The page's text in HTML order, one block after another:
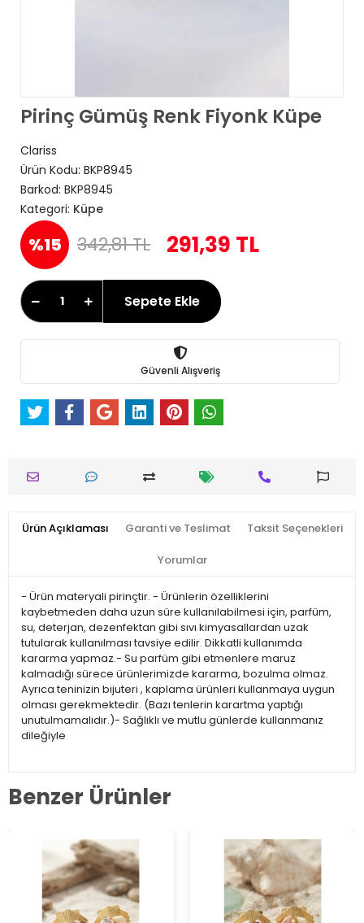
Pirinç Gümüş Renk Fiyonk Küpe
Clariss
Ürün Kodu: BKP8945
Barkod: BKP8945
Kategori: Küpe
%15 342,81 TL 291,39 TL
Sepete Ekle
Güvenli Alışveriş
Ürün Açıklaması Garanti ve Teslimat Taksit Seçenekleri
Yorumlar
- Ürün materyali pirinçtir. - Ürünlerin özelliklerini
kaybetmeden daha uzun süre kullanılabilmesi için, parfüm,
su, deterjan, dezenfektan gibi sıvı kimyasallardan uzak
tutularak kullanılması tavsiye edilir. Dikkatli kullanımda
kararma yapmaz.- Su parfüm gibi etmenlere maruz
kalmadığı sürece ürünlerimizde kararma, bozulma olmaz.
Ayrıca teninizin bijuteri , kaplama ürünleri kullanmaya uygun
olması gerekmektedir. (Bazı tenlerin karartma yaptığı
unutulmamalıdır.)- Sağlıklı ve mutlu günlerde kullanmanız
dileğiyle
Benzer Ürünler